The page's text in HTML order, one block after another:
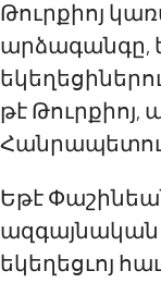
Թուրքիոյ
արձագանգը,
թէ Թուրքիոյ,
Եթէ
ազգայնական
եկեղեցւոյ